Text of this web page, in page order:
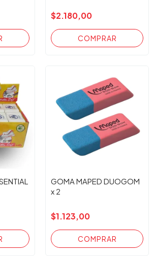
$2.180,00
GOMA MAPED DUOGOM
x 2
$1.123,00